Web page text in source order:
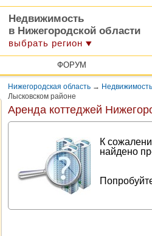
Недвижимость
в Нижегородской области
выбрать регион
ФОРУМ
Нижегородская область →
Лысковском районе
Аренда коттеджей
К
найдено